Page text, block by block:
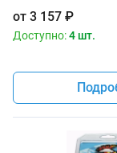
от 3 157 ₽
Доступно:4 шт.